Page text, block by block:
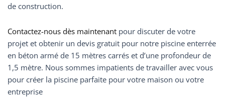
de construction.
Contactez-nous dès maintenant pour discuter de votre
projet et obtenir un devis gratuit pour notre piscine enterrée
en béton armé de 15 mètres carrés et d’une profondeur de
1,5 mètre. Nous sommes impatients de travailler avec vous
pour créer la piscine parfaite pour votre maison ou votre
entreprise